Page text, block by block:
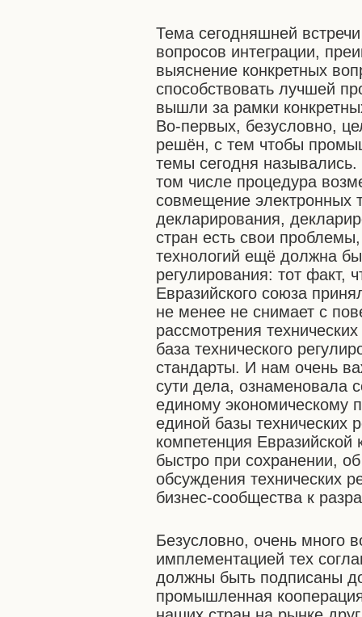
Тема сегодняшней
вопросов интеграции,
выяснение конкретных
способствовать лучшей
вышли за рамки
Во-первых, безусловно,
решён, с тем чтобы
темы сегодня назывались.
том числе процедура
совмещение электронных
декларирования,
стран есть свои
технологий ещё должна
регулирования: тот факт,
Евразийского союза
не менее не снимает с
рассмотрения
база технического
стандарты. И нам очень
сути дела, ознаменовала
единому экономическому
единой базы технических
компетенция
быстро при сохранении,
обсуждения технических
бизнес-сообщества к
Безусловно, очень много
имплементацией тех
должны быть подписаны
промышленная